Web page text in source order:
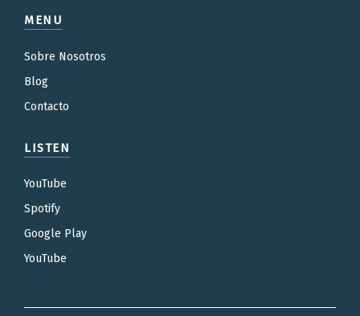
MENU
Sobre Nosotros
Blog
Contacto
LISTEN
YouTube
Spotify
Google Play
YouTube